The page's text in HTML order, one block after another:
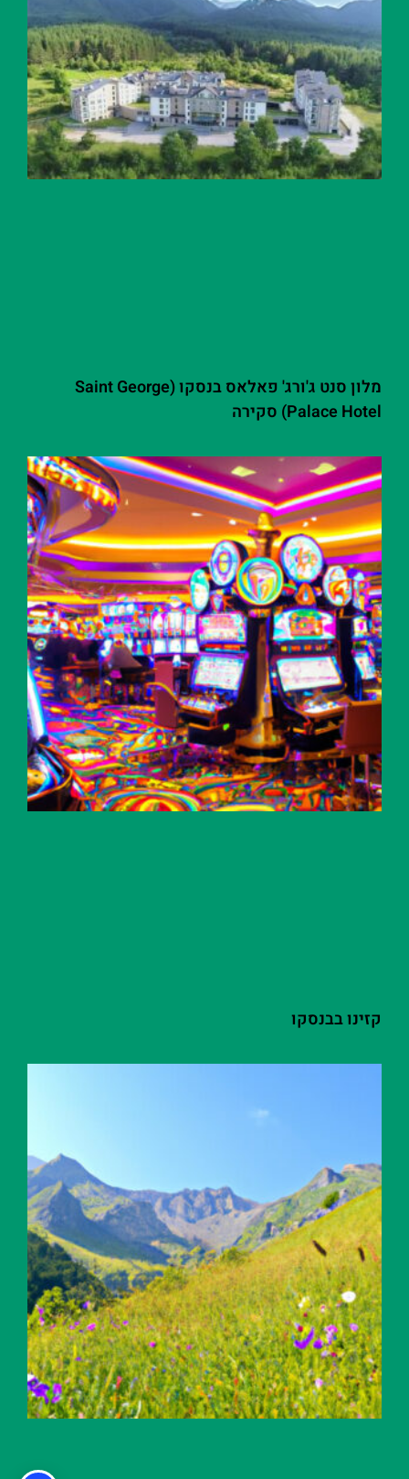
מלון סנט ג'ורג' פאלאס בנסקו (Saint George
Palace Hotel) סקירה
קזינו בבנסקו